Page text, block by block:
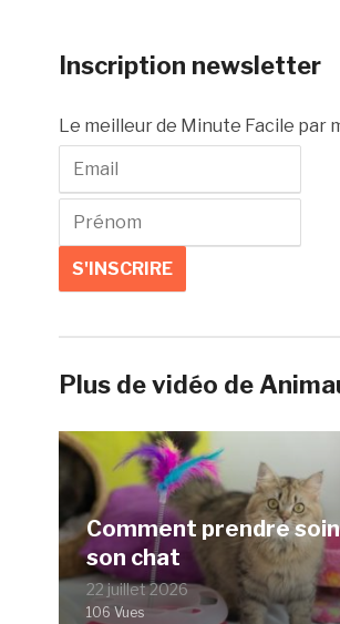
Inscription newsletter
Le meilleur de Minute Facile par
Plus de vidéo de
Comment prendre
son chat
22 juillet 2026
106 Vues